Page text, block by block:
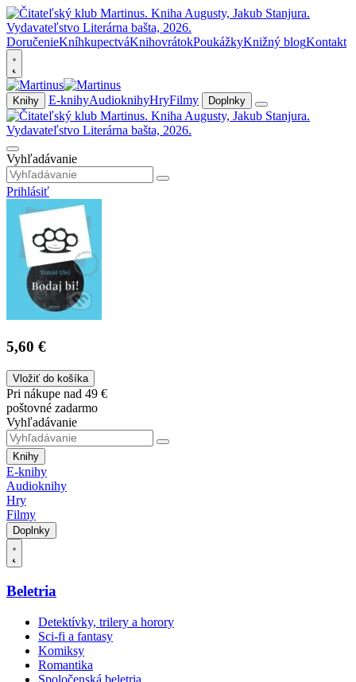
DoručenieKníhkupectváKnihovrátokPoukážkyKnižný blogKontakt
Knihy E-knihyAudioknihyHryFilmy Doplnky
Vyhľadávanie
Prihlásiť
5,60 €
Vložiť do košíka
Pri nákupe nad 49 €
poštovné zadarmo
Vyhľadávanie
Knihy
E-knihy
Audioknihy
Hry
Filmy
Doplnky
Beletria
Detektívky, trilery a horory
Sci-fi a fantasy
Komiksy
Romantika
Spoločenská beletria